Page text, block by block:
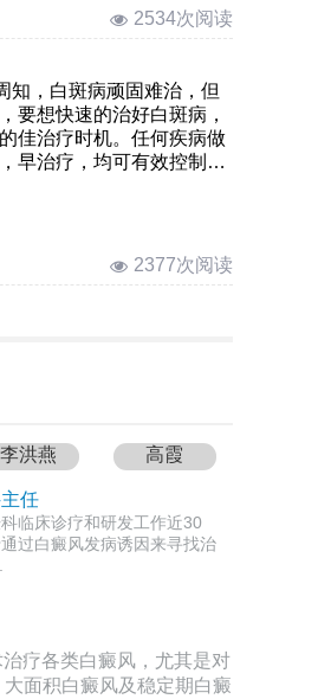
2534次阅读
知，白斑病顽固难治，但
要想快速的治好白斑病，
佳治疗时机。任何疾病做
早治疗，均可有效控制病
2377次阅读
李洪燕 高霞
任
临床诊疗和研发工作近30
过白癜风发病诱因来寻找治
疗各类白癜风，尤其是对
面积白癜风及稳定期白癜